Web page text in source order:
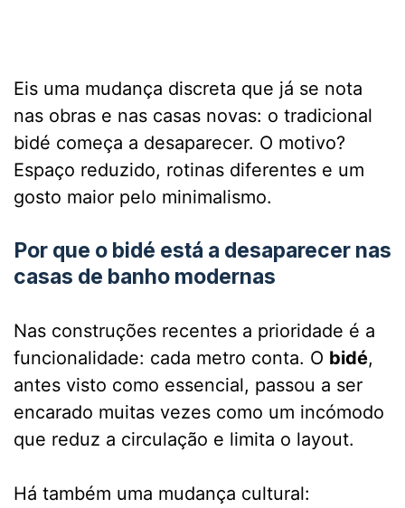
Eis uma mudança discreta que já se nota
nas obras e nas casas novas: o tradicional
bidé começa a desaparecer. O motivo?
Espaço reduzido, rotinas diferentes e um
gosto maior pelo minimalismo.
Por que o bidé está a desaparecer nas
casas de banho modernas
Nas construções recentes a prioridade é a
funcionalidade: cada metro conta. O bidé,
antes visto como essencial, passou a ser
encarado muitas vezes como um incómodo
que reduz a circulação e limita o layout.
Há também uma mudança cultural: